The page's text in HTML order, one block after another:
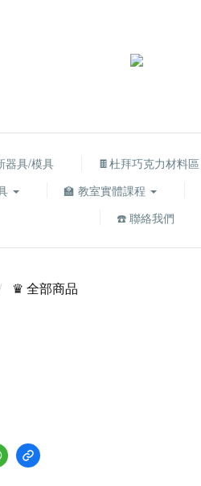
器具/模具 🍫杜拜巧克力材料區
🏫 教室實體課程
☎️ 聯絡我們
♛ 全部商品